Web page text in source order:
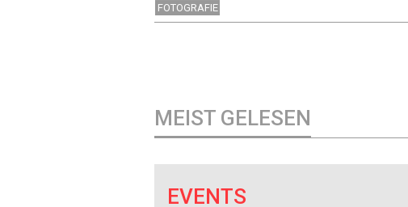
FOTOGRAFIE
MEIST GELESEN
EVENTS